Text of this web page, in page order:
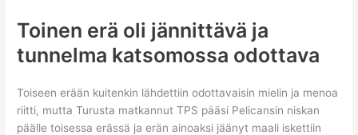
Toinen erä oli jännittävä ja
tunnelma katsomossa odottava
Toiseen erään kuitenkin lähdettiin odottavaisin mielin ja menoa
riitti, mutta Turusta matkannut TPS pääsi Pelicansin niskan
päälle toisessa erässä ja erän ainoaksi jäänyt maali iskettiin